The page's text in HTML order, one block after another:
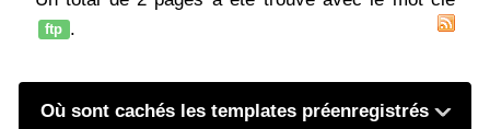
ftp .
Où sont cachés les templates préenregistrés